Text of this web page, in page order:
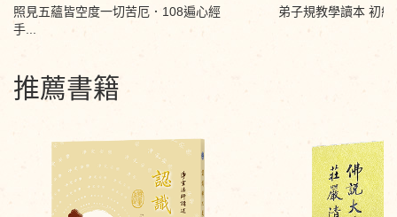
照見五蘊皆空度一切苦厄．108遍心經
手...
弟子規教學讀本 初
推薦書籍